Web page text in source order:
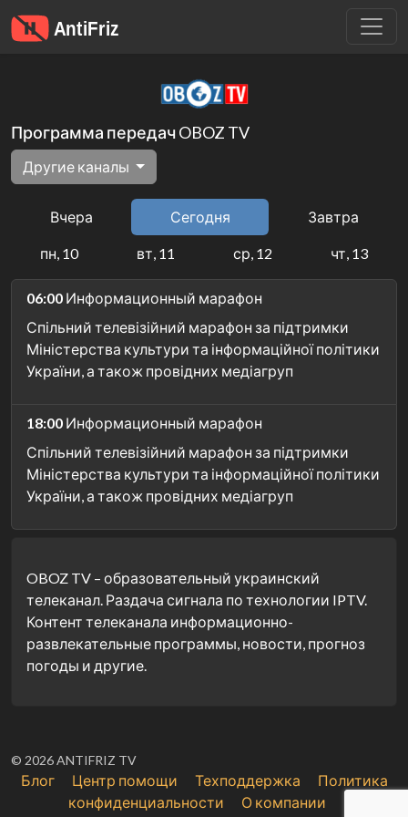
Программа передач OBOZ TV
Другие каналы
Вчера Сегодня Завтра
пн, 10 вт, 11 ср, 12 чт, 13
06:00 Информационный марафон
Спільний телевізійний марафон за підтримки
Міністерства культури та інформаційної політики
України, а також провідних медіагруп
18:00 Информационный марафон
Спільний телевізійний марафон за підтримки
Міністерства культури та інформаційної політики
України, а також провідних медіагруп
OBOZ TV – образовательный украинский
телеканал. Раздача сигнала по технологии IPTV.
Контент телеканала информационно-
развлекательные программы, новости, прогноз
погоды и другие.
© 2026 ANTIFRIZ TV
Блог Центр помощи Техподдержка
Политика
конфиденциальности
О компании